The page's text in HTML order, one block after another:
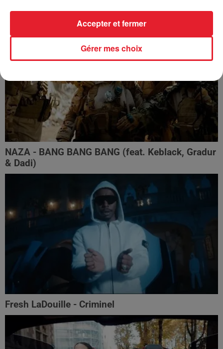
GUIZMO - T’CHALLA
NAZA - BANG BANG BANG (feat. Keblack, Gradur
& Dadi)
Fresh LaDouille - Criminel
Gérer mes choix
Accepter et fermer